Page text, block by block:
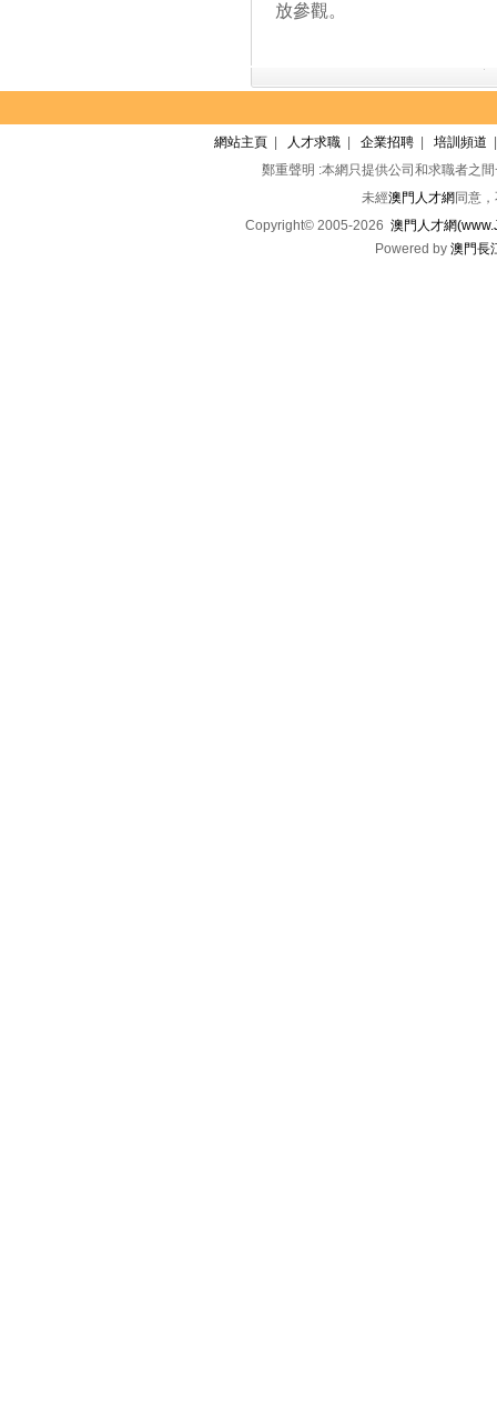
放參觀。
網站主頁 人才求職 企業招聘 培訓頻道
鄭重聲明 :本網只提供公司和求職者之
未經澳門人才網 同意
Copyright© 2005-2026 澳門人才網
Powered by 澳門長